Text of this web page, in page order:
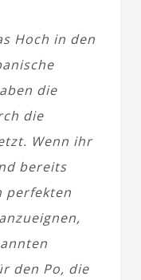
Hoch in den
die
die
Wenn ihr
bereits
perfekten
den Po, die